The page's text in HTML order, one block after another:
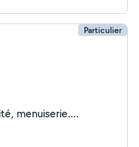
Particulier
Bricoleur en plomberie, électricité, menuiserie....